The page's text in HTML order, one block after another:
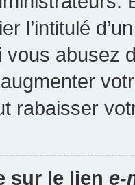
l’intitulé
vous
rabaisser
sur le lien e-